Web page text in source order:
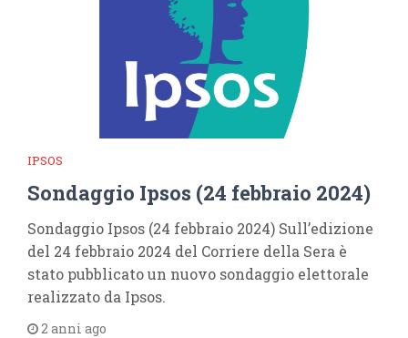
IPSOS
Sondaggio Ipsos (24 febbraio 2024)
Sondaggio Ipsos (24 febbraio 2024) Sull’edizione
del 24 febbraio 2024 del Corriere della Sera è
stato pubblicato un nuovo sondaggio elettorale
realizzato da Ipsos.
2 anni ago